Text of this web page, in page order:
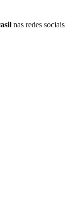
nas redes sociais